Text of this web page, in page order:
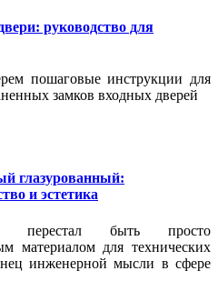
руководство для
пошаговые инструкции для
замков входных дверей
глазурованный:
и эстетика
перестал быть просто
материалом для технических
инженерной мысли в сфере